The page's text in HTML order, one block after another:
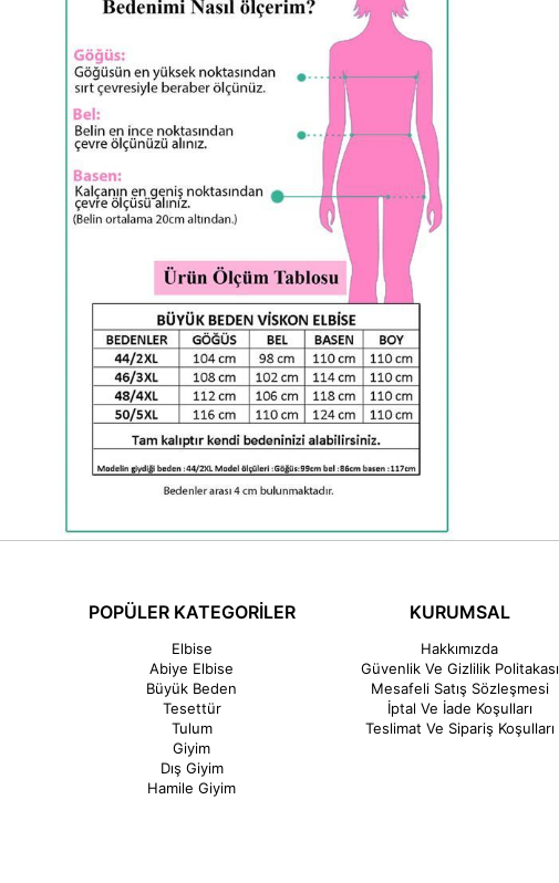
POPÜLER KATEGORİLER
Elbise
Abiye Elbise
Büyük Beden
Tesettür
Tulum
Giyim
Dış Giyim
Hamile Giyim
KURUMSAL
Hakkımızda
Güvenlik Ve Gizlilik Politakası
Mesafeli Satış Sözleşmesi
İptal Ve İade Koşulları
Teslimat Ve Sipariş Koşulları